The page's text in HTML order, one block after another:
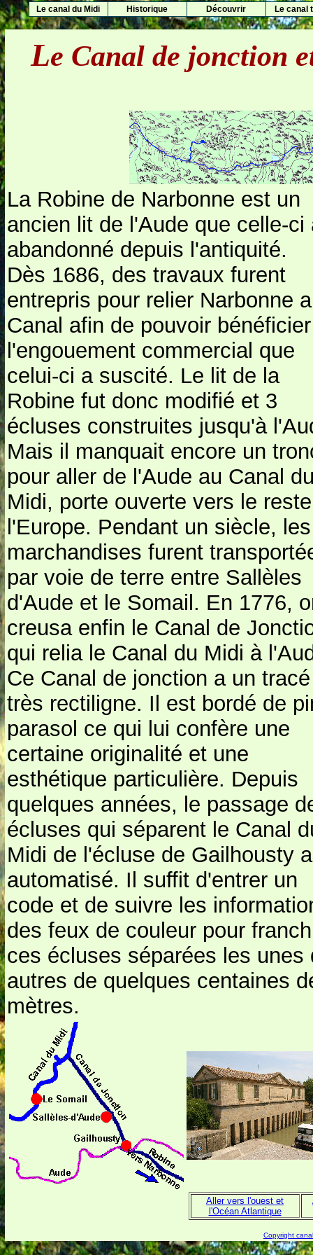
Le canal du Midi Historique Découvrir Le canal
Le Canal de jonction
La Robine de Narbonne est un
ancien lit de l'Aude que celle-ci
abandonné depuis l'antiquité.
Dès 1686, des travaux furent
entrepris pour relier Narbonne
Canal afin de pouvoir
l'engouement commercial que
celui-ci a suscité. Le lit de la
Robine fut donc modifié et 3
écluses construites jusqu'à
Mais il manquait encore un
pour aller de l'Aude au Canal
Midi, porte ouverte vers le
l'Europe. Pendant un siècle, les
marchandises furent
par voie de terre entre Sallèles
d'Aude et le Somail. En 1776,
creusa enfin le Canal de
qui relia le Canal du Midi à
Ce Canal de jonction a un tracé
très rectiligne. Il est bordé de
parasol ce qui lui confère une
certaine originalité et une
esthétique particulière. Depuis
quelques années, le passage
écluses qui séparent le Canal
Midi de l'écluse de Gailhousty
automatisé. Il suffit d'entrer un
code et de suivre les
des feux de couleur pour
ces écluses séparées les unes
autres de quelques centaines
mètres.
Aller vers l'ouest et
l'Océan Atlantique
Copyright